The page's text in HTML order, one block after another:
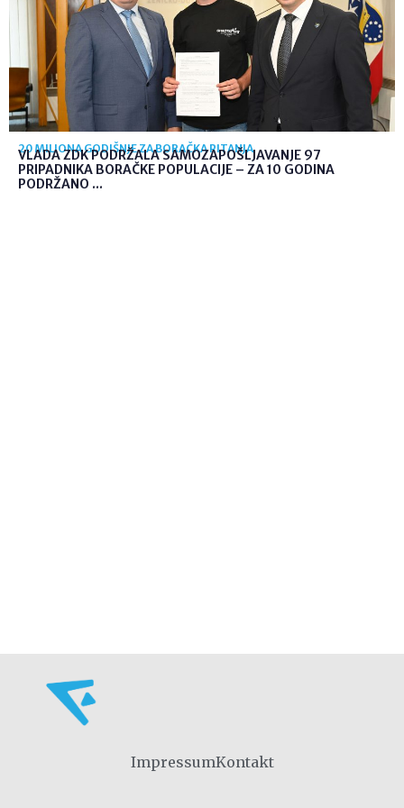
20 MILIONA GODIŠNJE ZA BORAČKA PITANJA
VLADA ZDK PODRŽALA SAMOZAPOŠLJAVANJE 97
PRIPADNIKA BORAČKE POPULACIJE – ZA 10 GODINA
PODRŽANO ...
ImpressumKontakt